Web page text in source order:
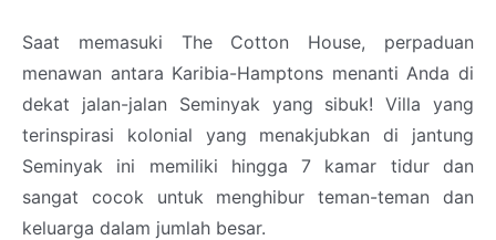
Saat memasuki The Cotton House, perpaduan
menawan antara Karibia-Hamptons menanti Anda di
dekat jalan-jalan Seminyak yang sibuk! Villa yang
terinspirasi kolonial yang menakjubkan di jantung
Seminyak ini memiliki hingga 7 kamar tidur dan
sangat cocok untuk menghibur teman-teman dan
keluarga dalam jumlah besar.